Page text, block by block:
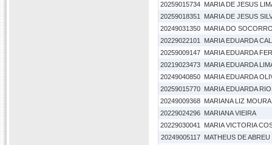
20259015734 MARIA DE JESUS
20259018351
MARIA DE JESUS
20249031350 MARIA DO
20229022101
MARIA EDUARDA
20259009147 MARIA EDUARDA
20219023473 MARIA EDUARDA
20249040850 MARIA EDUARDA
20259015770 MARIA EDUARDA
20249009368 MARIANA LIZ MOURA
20229024296 MARIANA VIEIRA
20229030041
MARIA VICTORIA
20249005117
MATHEUS DE